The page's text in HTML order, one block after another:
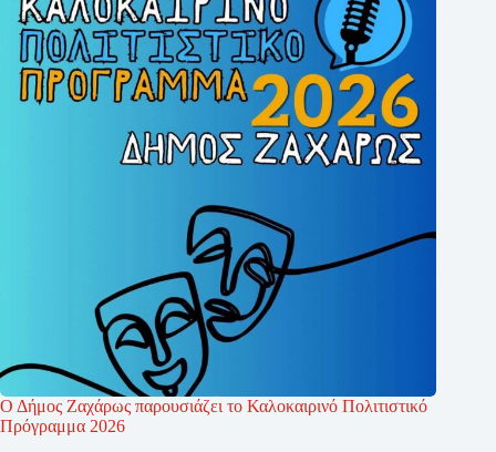
Ο Δήμος Ζαχάρως παρουσιάζει το Καλοκαιρινό Πολιτιστικό
Πρόγραμμα 2026